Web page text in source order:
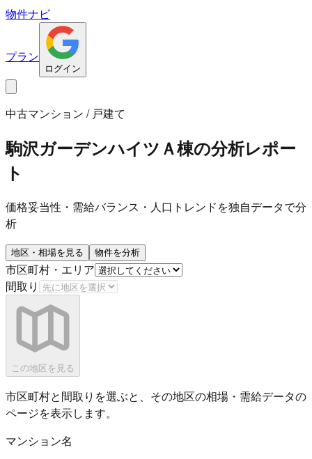
物件ナビ
プラン
ログイン
中古マンション / 戸建て
駒沢ガーデンハイツＡ棟の分析レポー
ト
価格妥当性・需給バランス・人口トレンドを独自データで分
析
地区・相場を見る 物件を分析
市区町村・エリア
間取り
この地区を見る
市区町村と間取りを選ぶと、その地区の相場・需給データの
ページを表示します。
マンション名